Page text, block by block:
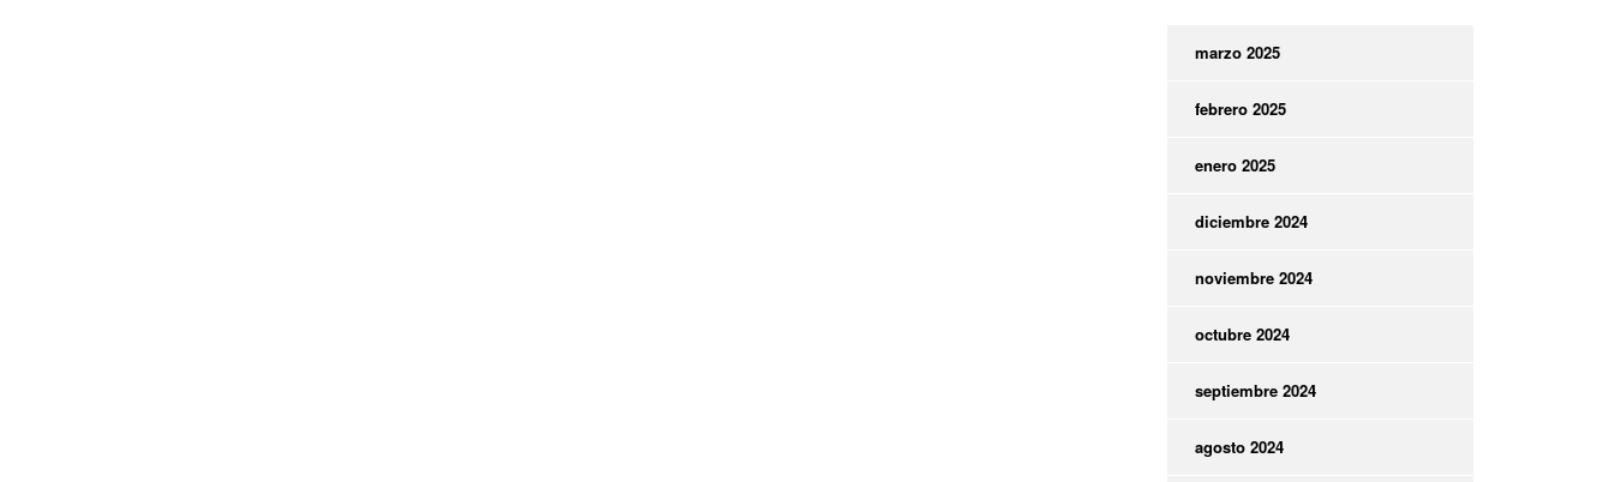
marzo 2025
febrero 2025
enero 2025
diciembre 2024
noviembre 2024
octubre 2024
septiembre 2024
agosto 2024